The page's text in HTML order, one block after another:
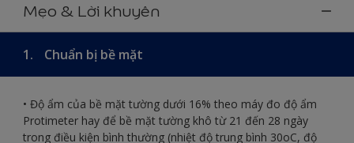
Mẹo & Lời khuyên
1. Chuẩn bị bề mặt
• Độ ẩm của bề mặt tường dưới 16% theo máy đo độ ẩm
Protimeter hay để bề mặt tường khô từ 21 đến 28 ngày
trong điều kiện bình thường (nhiệt độ trung bình 30oC, độ